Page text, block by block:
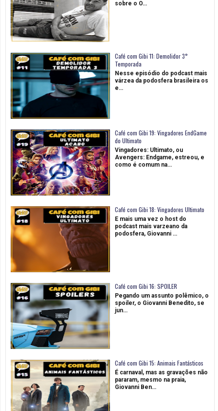
sobre o O…
Café com Gibi 11: Demolidor 3°
Temporada
Nesse episódio do podcast mais
várzea da podosfera brasileira os
e…
Café com Gibi 19: Vingadores EndGame
do Ultimato
Vingadores: Ultimato, ou
Avengers: Endgame, estreou, e
como é comum na…
Café com Gibi 18: Vingadores Ultimato
E mais uma vez o host do
podcast mais varzeano da
podosfera, Giovanni …
Café com Gibi 16: SPOILER
Pegando um assunto polêmico, o
spoiler, o Giovanni Benedito, se
jun…
Café com Gibi 15: Animais Fantásticos
É carnaval, mas as gravações não
pararam, mesmo na praia,
Giovanni Ben…